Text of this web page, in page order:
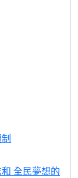
全民夢想的